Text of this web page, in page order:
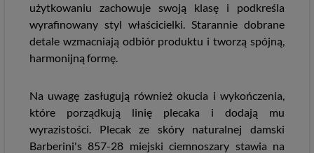
użytkowaniu zachowuje swoją klasę i podkreśla
wyrafinowany styl właścicielki. Starannie dobrane
detale wzmacniają odbiór produktu i tworzą spójną,
harmonijną formę.
Na uwagę zasługują również okucia i wykończenia,
które porządkują linię plecaka i dodają mu
wyrazistości. Plecak ze skóry naturalnej damski
Barberini's 857-28 miejski ciemnoszary stawia na